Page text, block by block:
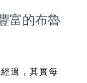
富的布魯
過，其實每